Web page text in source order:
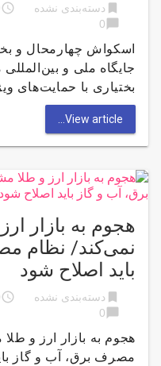
bookmark دسته‌بندی نشده access_time
chat_bubble
0
اسکواش چهارمحال و
جایگاه ملی و
بختیاری با حمایت‌های
View article...
هجوم به بازار
نمی‌کند/ نظام
باید اصلاح شود
bookmark دسته‌بندی نشده access_time
chat_bubble
0
هجوم به بازار ارز و
مصرف برق، آب و گاز